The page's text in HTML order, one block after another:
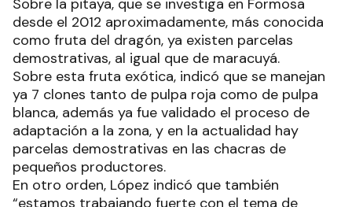
desde el 2012 aproximadamente, más conocida
como fruta del dragón, ya existen parcelas
demostrativas, al igual que de maracuyá.
Sobre esta fruta exótica, indicó que se manejan
ya 7 clones tanto de pulpa roja como de pulpa
blanca, además ya fue validado el proceso de
adaptación a la zona, y en la actualidad hay
parcelas demostrativas en las chacras de
pequeños productores.
En otro orden, López indicó que también
“estamos trabajando fuerte con el tema de